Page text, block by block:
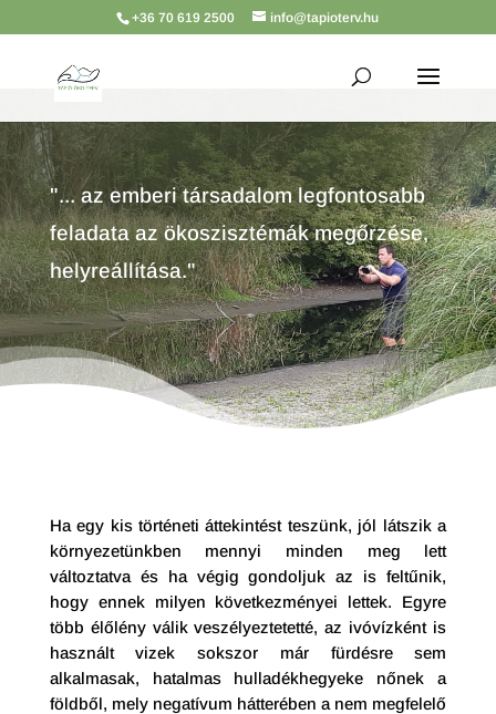
+36 70 619 2500 info@tapioterv.hu
"... az emberi társadalom legfontosabb
feladata az ökoszisztémák megőrzése,
helyreállítása."
Ha egy kis történeti áttekintést teszünk, jól látszik a
környezetünkben mennyi minden meg lett
változtatva és ha végig gondoljuk az is feltűnik,
hogy ennek milyen következményei lettek. Egyre
több élőlény válik veszélyeztetetté, az ivóvízként is
használt vizek sokszor már fürdésre sem
alkalmasak, hatalmas hulladékhegyeke nőnek a
földből, mely negatívum hátterében a nem megfelelő